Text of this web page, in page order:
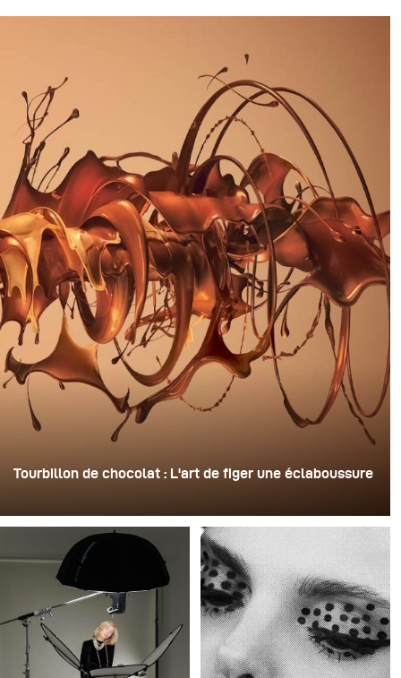
Tourbillon de chocolat : L'art de figer une éclaboussure
à champagne jetables en plastique bon marché. Il en a
retiré les pieds, percé un trou au centre de chacune
d'elles, puis les a empilées sur une perceuse. Cela a
créé une structure rotative à plusieurs niveaux capable
de retenir le liquide avant de le libérer.